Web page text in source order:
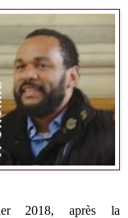
2018, après la